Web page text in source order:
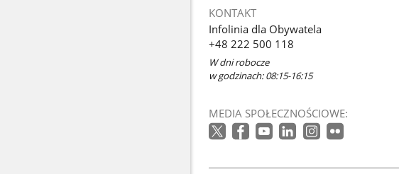
KONTAKT
Infolinia dla Obywatela
+48 222 500 118
W dni robocze
w godzinach: 08:15-16:15
MEDIA SPOŁECZNOŚCIOWE: